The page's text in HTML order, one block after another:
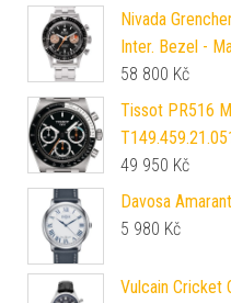
Nivada
Inter. Bezel -
58 800 Kč
Tissot PR516
49 950 Kč
Davosa
5 980 Kč
Vulcain Cricket